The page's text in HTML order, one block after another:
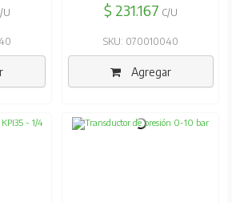
U $ 231.167 C/U
SKU: 070010040
Agregar